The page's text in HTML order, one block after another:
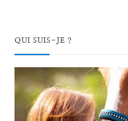
QUI SUIS-JE ?